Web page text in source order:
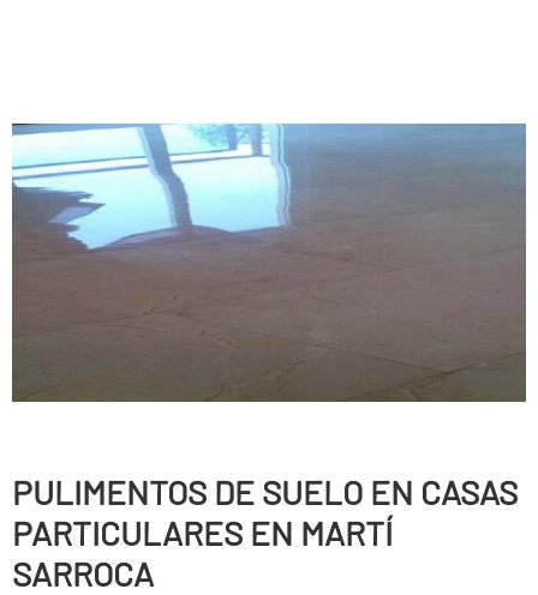
PULIMENTOS DE SUELO EN CASAS
PARTICULARES EN MARTÍ
SARROCA